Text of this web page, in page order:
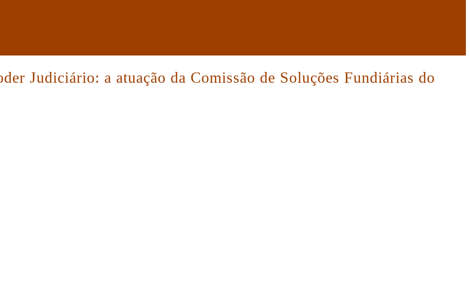
Judiciário: a atuação da Comissão de Soluções Fundiárias do